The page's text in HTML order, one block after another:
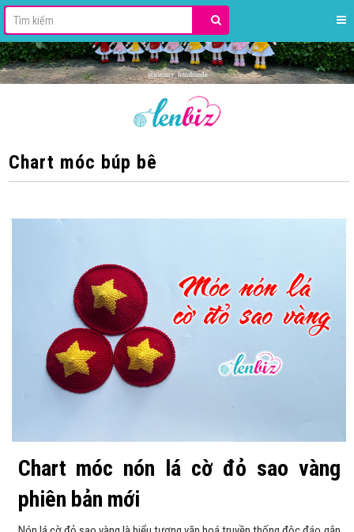
Chart móc búp bê
Chart móc nón lá cờ đỏ sao vàng
phiên bản mới